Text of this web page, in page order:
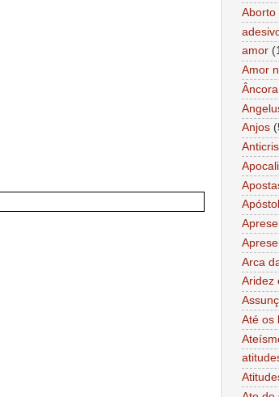
Aborto
amor
Amor
Anjos
Arca
Aridez
Até os